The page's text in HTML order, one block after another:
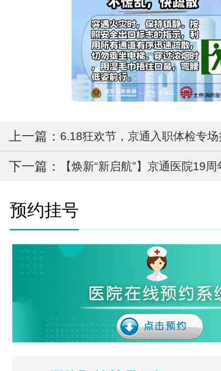
上一篇： 6.18狂欢节，京通入职体检专
下一篇：
预约挂号